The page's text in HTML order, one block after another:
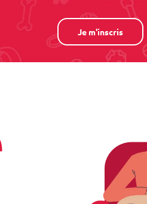
Je m'inscris